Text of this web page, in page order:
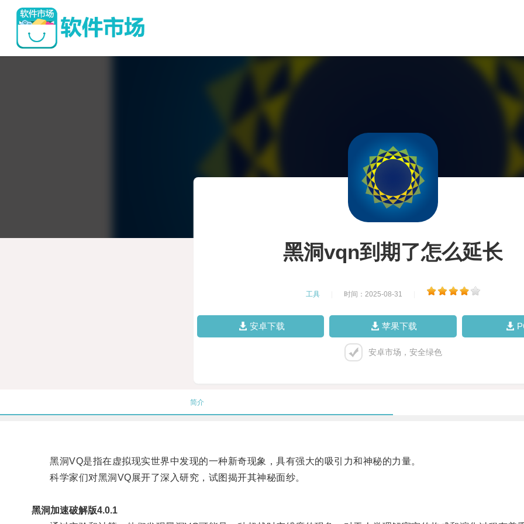
黑洞vqn到期了怎么延长
工具 时间：2025-08-31
安卓下载 苹果下载
安卓市场，安全绿色
简介
黑洞VQ是指在虚拟现实世界中发现的一种新奇现象，具有强大的吸引力和神秘的力量。
科学家们对黑洞VQ展开了深入研究，试图揭开其神秘面纱。
黑洞加速破解版4.0.1